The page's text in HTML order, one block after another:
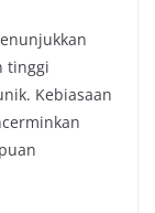
tinggi
Kebiasaan